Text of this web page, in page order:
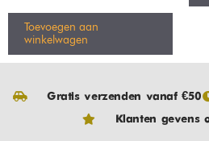
Toevoegen aan
winkelwagen
Gratis verzenden vanaf €50
Klanten gevens